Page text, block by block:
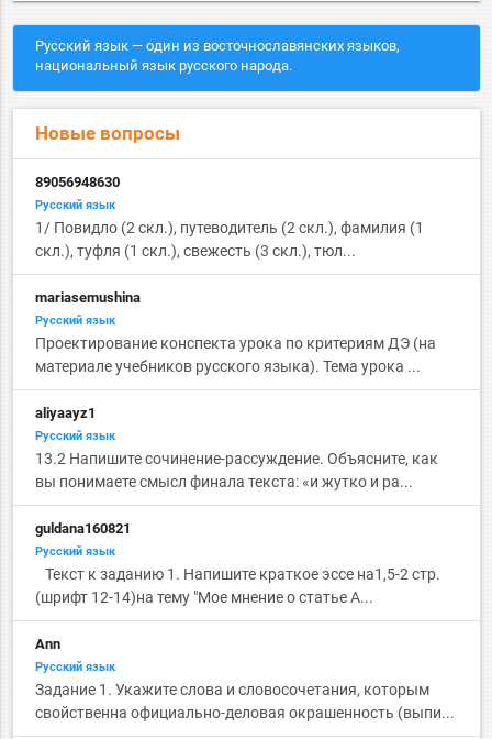
Русский язык — один из восточнославянских языков,
национальный язык русского народа.
Новые вопросы
89056948630
Русский язык
1/ Повидло (2 скл.), путеводитель (2 скл.), фамилия (1
скл.), туфля (1 скл.), свежесть (3 скл.), тюл...
mariasemushina
Русский язык
Проектирование конспекта урока по критериям ДЭ (на
материале учебников русского языка). Тема урока ...
aliyaayz1
Русский язык
13.2 Напишите сочинение-рассуждение. Объясните, как
вы понимаете смысл финала текста: «и жутко и ра...
guldana160821
Русский язык
Текст к заданию 1. Напишите краткое эссе на1,5-2 стр.
(шрифт 12-14)на тему "Мое мнение о статье А...
Ann
Русский язык
Задание 1. Укажите слова и словосочетания, которым
свойственна официально-деловая окрашенность (выпи...